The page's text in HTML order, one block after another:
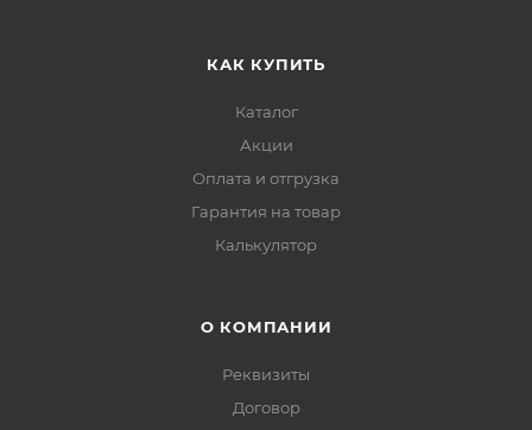
КАК КУПИТЬ
Каталог
Акции
Оплата и отгрузка
Гарантия на товар
Калькулятор
О КОМПАНИИ
Реквизиты
Договор